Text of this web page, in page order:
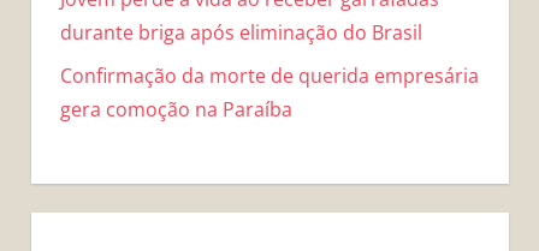
durante briga após eliminação do Brasil
Confirmação da morte de querida empresária
gera comoção na Paraíba